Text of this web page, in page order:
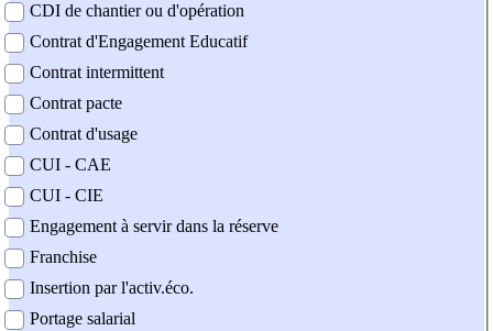
CDI de chantier ou d'opération
Contrat d'Engagement Educatif
Contrat intermittent
Contrat pacte
Contrat d'usage
CUI - CAE
CUI - CIE
Engagement à servir dans la réserve
Franchise
Insertion par l'activ.éco.
Portage salarial